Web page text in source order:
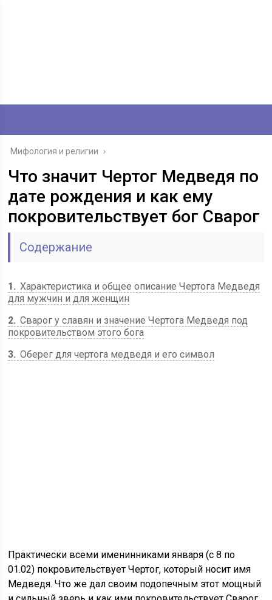
Мифология и религии ›
Что значит Чертог Медведя по
дате рождения и как ему
покровительствует бог Сварог
Содержание
1
Характеристика и общее описание Чертога Медведя
для мужчин и для женщин
2 Сварог у славян и значение Чертога Медведя под
покровительством этого бога
3 Оберег для чертога медведя и его символ
Практически всеми именинниками января (с 8 по
01.02) покровительствует Чертог, который носит имя
Медведя. Что же дал своим подопечным этот мощный